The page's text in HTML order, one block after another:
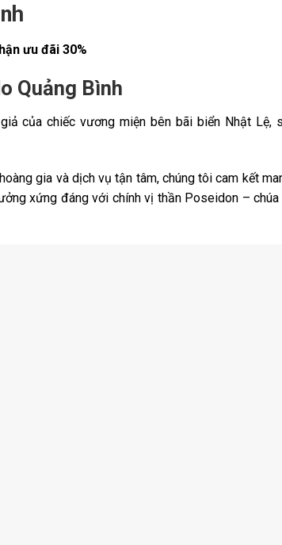
ưu đãi 30%
Quảng Bình
của chiếc vương miện bên bãi biển Nhật Lệ,
gia và dịch vụ tận tâm, chúng tôi cam kết
xứng đáng với chính vị thần Poseidon – chúa